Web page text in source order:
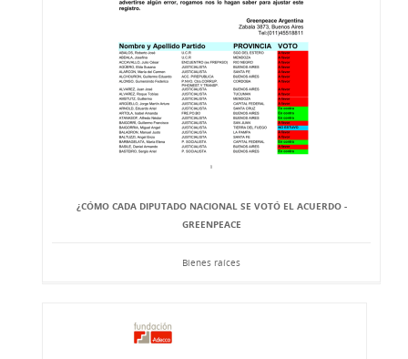
¿CÓMO CADA DIPUTADO NACIONAL SE VOTÓ EL ACUERDO -
GREENPEACE
Bienes raíces